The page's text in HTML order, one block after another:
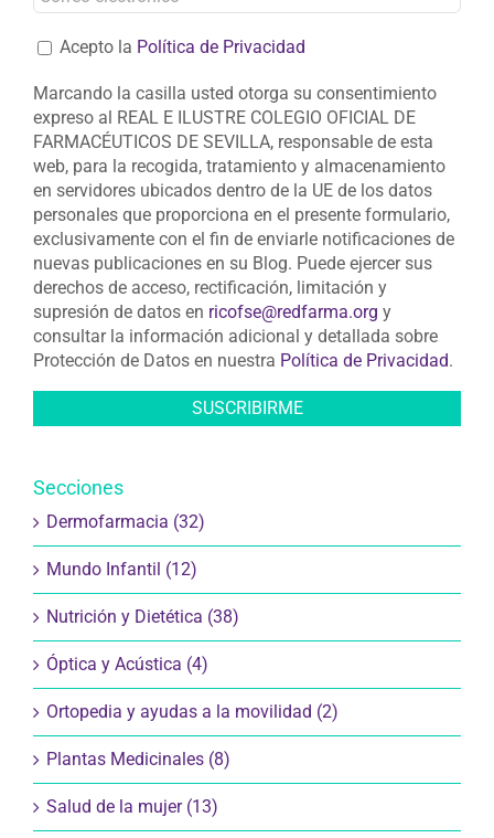
Acepto la Política de Privacidad
Marcando la casilla usted otorga su consentimiento
expreso al REAL E ILUSTRE COLEGIO OFICIAL DE
FARMACÉUTICOS DE SEVILLA, responsable de esta
web, para la recogida, tratamiento y almacenamiento
en servidores ubicados dentro de la UE de los datos
personales que proporciona en el presente formulario,
exclusivamente con el fin de enviarle notificaciones de
nuevas publicaciones en su Blog. Puede ejercer sus
derechos de acceso, rectificación, limitación y
supresión de datos en ricofse@redfarma.org y
consultar la información adicional y detallada sobre
Protección de Datos en nuestra Política de Privacidad.
Secciones
Dermofarmacia (32)
Mundo Infantil (12)
Nutrición y Dietética (38)
Óptica y Acústica (4)
Ortopedia y ayudas a la movilidad (2)
Plantas Medicinales (8)
Salud de la mujer (13)